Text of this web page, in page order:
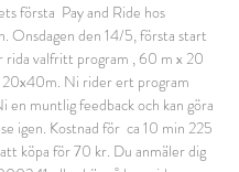
första  Pay and Ride hos
Onsdagen den 14/5, första start
rida valfritt program , 60 m x 20
Ni rider ert program
en muntlig feedback och kan göra
igen. Kostnad för  ca 10 min 225
köpa för 70 kr. Du anmäler dig